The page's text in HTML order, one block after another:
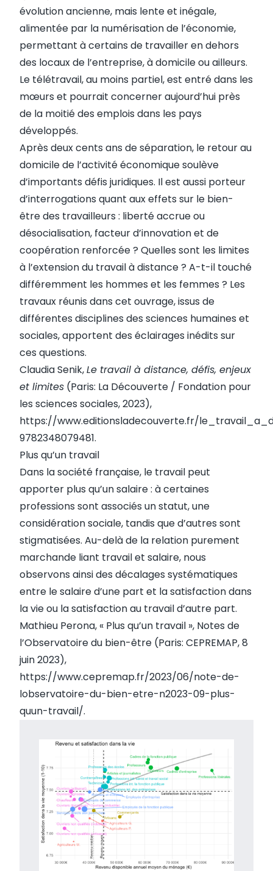
évolution ancienne, mais lente et inégale,
alimentée par la numérisation de l’économie,
permettant à certains de travailler en dehors
des locaux de l’entreprise, à domicile ou ailleurs.
Le télétravail, au moins partiel, est entré dans les
mœurs et pourrait concerner aujourd’hui près
de la moitié des emplois dans les pays
développés.
Après deux cents ans de séparation, le retour au
domicile de l’activité économique soulève
d’importants défis juridiques. Il est aussi porteur
d’interrogations quant aux effets sur le bien-
être des travailleurs : liberté accrue ou
désocialisation, facteur d’innovation et de
coopération renforcée ? Quelles sont les limites
à l’extension du travail à distance ? A-t-il touché
différemment les hommes et les femmes ? Les
travaux réunis dans cet ouvrage, issus de
différentes disciplines des sciences humaines et
sociales, apportent des éclairages inédits sur
ces questions.
Claudia Senik,Le travail à distance, défis, enjeux
et limites (Paris: La Découverte / Fondation pour
les sciences sociales, 2023),
https://www.editionsladecouverte.fr/
9782348079481.
Plus qu’un travail
Dans la société française, le travail peut
apporter plus qu’un salaire : à certaines
professions sont associés un statut, une
considération sociale, tandis que d’autres sont
stigmatisées. Au-delà de la relation purement
marchande liant travail et salaire, nous
observons ainsi des décalages systématiques
entre le salaire d’une part et la satisfaction dans
la vie ou la satisfaction au travail d’autre part.
Mathieu Perona, « Plus qu’un travail », Notes de
l’Observatoire du bien-être (Paris: CEPREMAP, 8
juin 2023),
https://www.cepremap.fr/2023/06/note-de-
lobservatoire-du-bien-etre-n2023-09-plus-
quun-travail/.